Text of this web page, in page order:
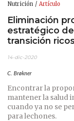
Nutrición Artículo
Eliminación
estratégico
transición
14-dic-2020
C. Brøkner
Encontrar la
mantener la salud
cuando ya no se
para lechones.